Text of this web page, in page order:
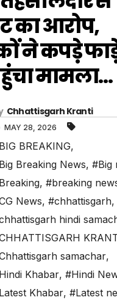
का आरोप,
ने कपड़े
मामला…
Chhattisgarh Kranti
MAY 28, 2026
BREAKING,
Breaking News, #Big
, #breaking
News, #chhattisgarh,
hindi
samachar,
Khabar, #Hindi
Khabar, #Latest